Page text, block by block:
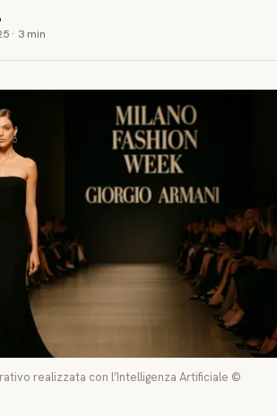
· 3 min
realizzata con l’Intelligenza Artificiale ©